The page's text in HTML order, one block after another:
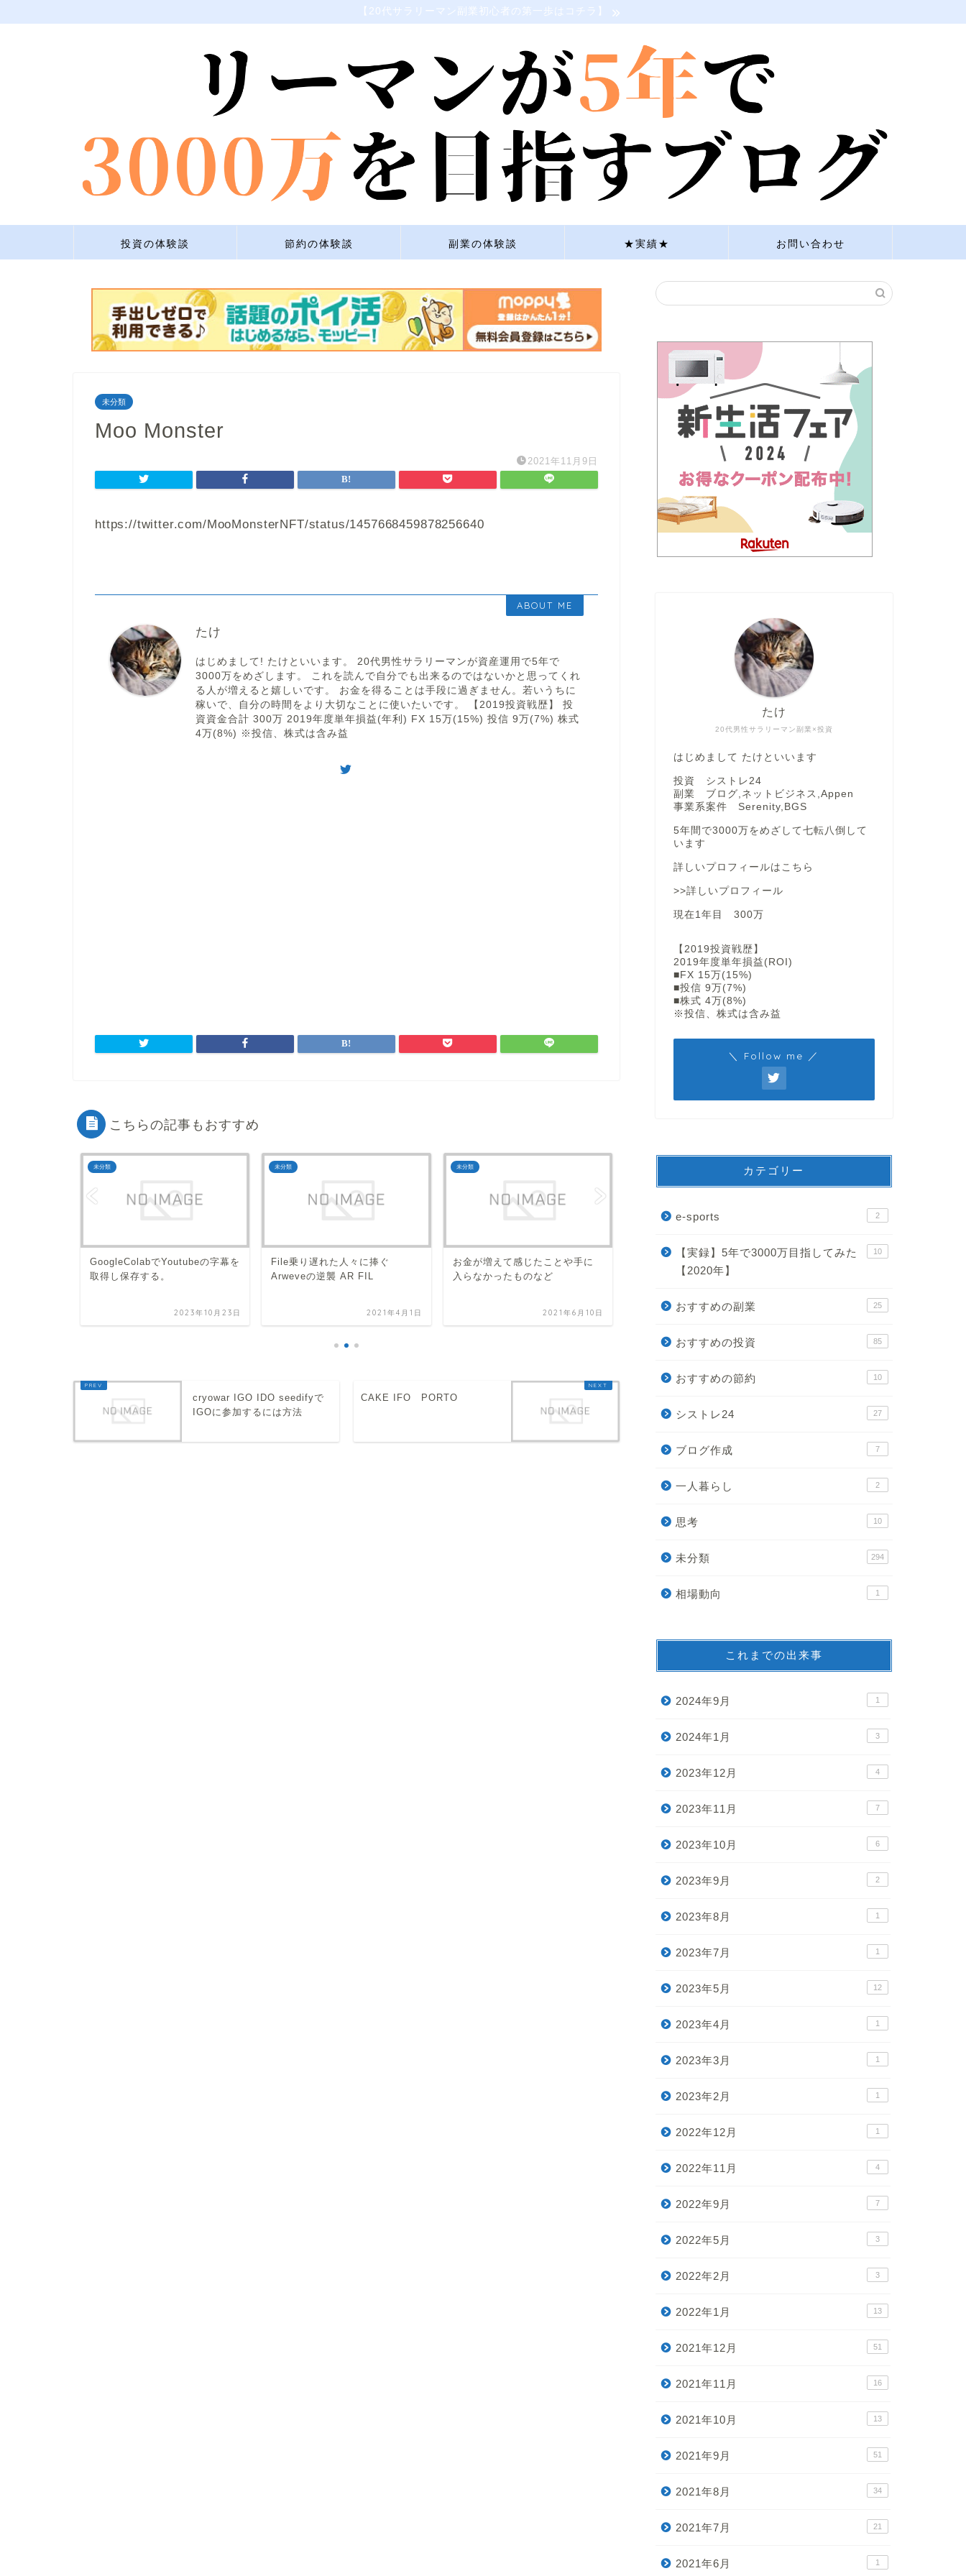
【20代サラリーマン副業初心者の第一歩はコチラ】
投資の体験談 節約の体験談 副業の体験談 ★実績★ お問い合わせ
未分類
Moo Monster
2021年11月9日
https://twitter.com/MooMonsterNFT/status/1457668459878256640
ABOUT ME
たけ
はじめまして! たけといいます。 20代男性サラリーマンが資産運用で5年で
3000万をめざします。 これを読んで自分でも出来るのではないかと思ってくれ
る人が増えると嬉しいです。 お金を得ることは手段に過ぎません。若いうちに
稼いで、自分の時間をより大切なことに使いたいです。 【2019投資戦歴】 投
資資金合計 300万 2019年度単年損益(年利) FX 15万(15%) 投信 9万(7%) 株式
4万(8%) ※投信、株式は含み益
こちらの記事もおすすめ
未分類
GoogleColabでYoutubeの字幕を
取得し保存する。
2023年10月23日
未分類
File乗り遅れた人々に捧ぐ
Arweveの逆襲 AR FIL
2021年4月1日
未分類
お金が増えて感じたことや手に
入らなかったものなど
2021年6月10日
取得し保存する。
2023年10月23日
File乗り遅れた人々に捧ぐ
cryowar IGO IDO seedifyで
IGOに参加するには方法
CAKE IFO PORTO
20代男性サラリーマン副業×投資
たけ
はじめまして たけといいます
投資 シストレ24
副業 ブログ,ネットビジネス,Appen
事業系案件 Serenity,BGS
5年間で3000万をめざして七転八倒して
います
詳しいプロフィールはこちら
>>詳しいプロフィール
現在1年目 300万
【2019投資戦歴】
2019年度単年損益(ROI)
■FX 15万(15%)
■投信 9万(7%)
■株式 4万(8%)
※投信、株式は含み益
＼ Follow me ／
カテゴリー
e-sports 2
【実録】5年で3000万目指してみた
【2020年】
10
おすすめの副業 25
おすすめの投資 85
おすすめの節約 10
シストレ24 27
ブログ作成 7
一人暮らし 2
思考 10
未分類 294
相場動向 1
これまでの出来事
2024年9月 1
2024年1月 3
2023年12月 4
2023年11月 7
2023年10月 6
2023年9月 2
2023年8月 1
2023年7月 1
2023年5月 12
2023年4月 1
2023年3月 1
2023年2月 1
2022年12月 1
2022年11月 4
2022年9月 7
2022年5月 3
2022年2月 3
2022年1月 13
2021年12月 51
2021年11月 16
2021年10月 13
2021年9月 51
2021年8月 34
2021年7月 21
2021年6月 1